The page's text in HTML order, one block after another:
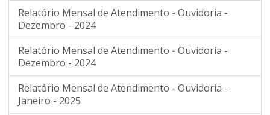
Relatório Mensal de Atendimento - Ouvidoria -
Dezembro - 2024
Relatório Mensal de Atendimento - Ouvidoria -
Dezembro - 2024
Relatório Mensal de Atendimento - Ouvidoria -
Janeiro - 2025